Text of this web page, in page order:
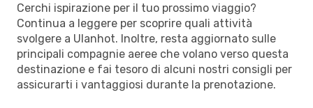
Cerchi ispirazione per il tuo prossimo viaggio?
Continua a leggere per scoprire quali attività
svolgere a Ulanhot. Inoltre, resta aggiornato sulle
principali compagnie aeree che volano verso questa
destinazione e fai tesoro di alcuni nostri consigli per
assicurarti i vantaggiosi durante la prenotazione.